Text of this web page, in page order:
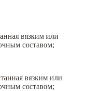
вязким или
составом;
вязким или
составом;